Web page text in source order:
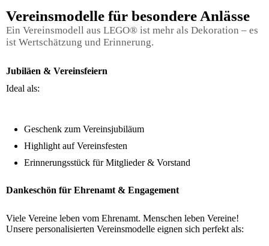
Vereinsmodelle für besondere Anlässe
Ein Vereinsmodell aus LEGO® ist mehr als Dekoration – es
ist Wertschätzung und Erinnerung.
Jubiläen & Vereinsfeiern
Ideal als:
Geschenk zum Vereinsjubiläum
Highlight auf Vereinsfesten
Erinnerungsstück für Mitglieder & Vorstand
Dankeschön für Ehrenamt & Engagement
Viele Vereine leben vom Ehrenamt. Menschen leben Vereine!
Unsere personalisierten Vereinsmodelle eignen sich perfekt als: